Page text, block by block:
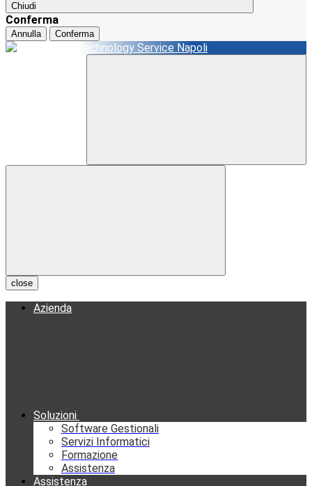
Chiudi
Conferma
Annulla Conferma
close
Azienda
Soluzioni
Software Gestionali
Servizi Informatici
Formazione
Assistenza
Assistenza